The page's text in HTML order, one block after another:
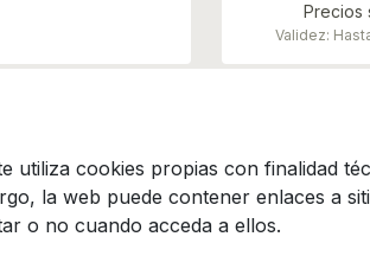
Precios
Validez:
utiliza cookies propias con finalidad
la web puede contener enlaces a
o no cuando acceda a ellos.